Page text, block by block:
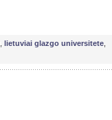
lietuviai glazgo universitete